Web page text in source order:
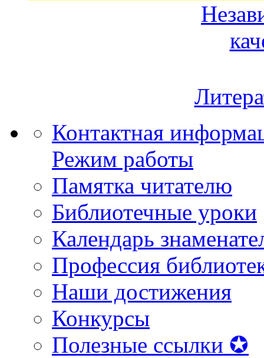
Контактная
Режим работы
Памятка читателю
Библиотечные уроки
Календарь
Профессия
Наши достижения
Конкурсы
Полезные ссылки ✪